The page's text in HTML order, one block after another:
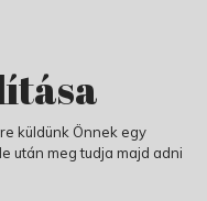
küldünk Önnek egy
után meg tudja majd adni